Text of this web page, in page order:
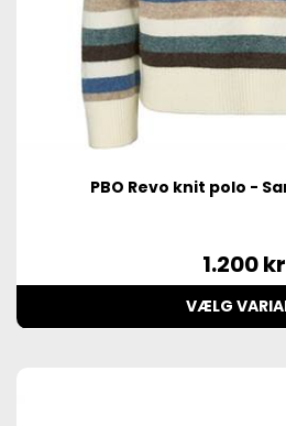
PBO Revo knit polo -
1.200
VÆLG